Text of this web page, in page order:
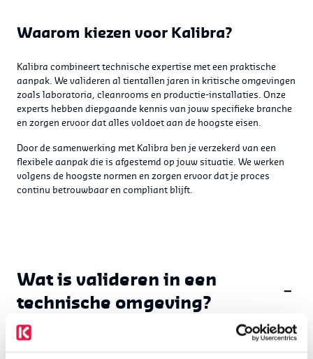
Waarom kiezen voor Kalibra?
Kalibra combineert technische expertise met een praktische
aanpak. We valideren al tientallen jaren in kritische omgevingen
zoals laboratoria, cleanrooms en productie-installaties. Onze
experts hebben diepgaande kennis van jouw specifieke branche
en zorgen ervoor dat alles voldoet aan de hoogste eisen.
Door de samenwerking met Kalibra ben je verzekerd van een
flexibele aanpak die is afgestemd op jouw situatie. We werken
volgens de hoogste normen en zorgen ervoor dat je proces
continu betrouwbaar en compliant blijft.
Wat is valideren in een
technische omgeving?
−